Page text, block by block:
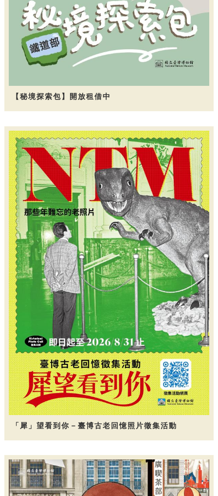
【秘境探索包】開放租借中
「犀」望看到你－臺博古老回憶照片徵集活動